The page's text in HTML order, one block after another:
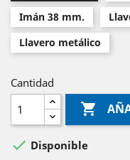
Imán 38 mm.
Llavero metálico
Cantidad

 Disponible